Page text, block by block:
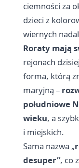
ciemności za
dzieci z
wiernych
Roraty mają
rejonach
forma, którą
maryjną –
południowe
wieku, a
i miejskich.
Sama nazwa „
desuper”, co